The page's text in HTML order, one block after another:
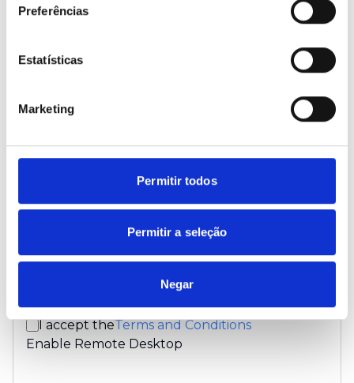
Preferências
Estatísticas
Marketing
Permitir todos
Permitir a seleção
Negar
Must have more than 14 characters
Must contain at least 1 number (0-9)
Must contain at least special character (!@#$%^&*)
Must contain at least 1 unique character
Must NOT contain more than 1 repeated character
I accept theTerms and Conditions
Enable Remote Desktop